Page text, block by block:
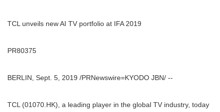
TCL unveils new AI TV portfolio at IFA 2019
PR80375
BERLIN, Sept. 5, 2019 /PRNewswire=KYODO JBN/ --
TCL (01070.HK), a leading player in the global TV industry, today